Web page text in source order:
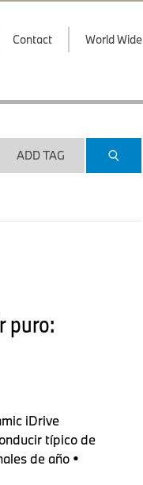
Contact World Wide
ADD TAG
puro:
iDrive
típico de
de año •